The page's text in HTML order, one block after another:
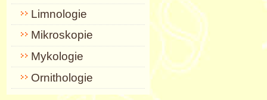
Limnologie
Mikroskopie
Mykologie
Ornithologie